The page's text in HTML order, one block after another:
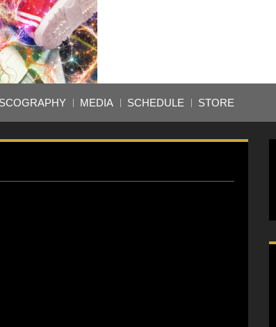
MEDIA SCHEDULE STORE